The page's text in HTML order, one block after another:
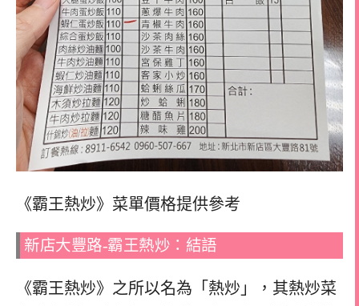
《霸王熱炒》菜單價格提供參考
新店大豐路-霸王熱炒：結語
《霸王熱炒》之所以名為「熱炒」，其熱炒菜